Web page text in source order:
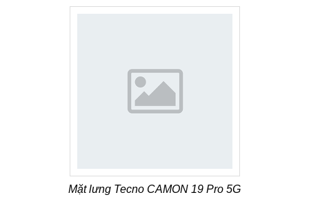
Mặt lưng Tecno CAMON 19 Pro 5G